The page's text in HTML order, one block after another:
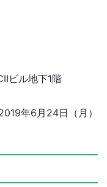
ビル地下1階
年6月24日（月）